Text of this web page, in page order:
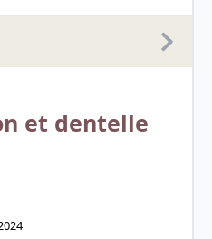
et dentelle